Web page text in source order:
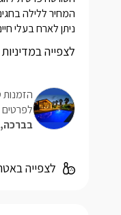
ניתן לארח בעלי
לצפייה
הזמנות
לפרטים
לצפייה